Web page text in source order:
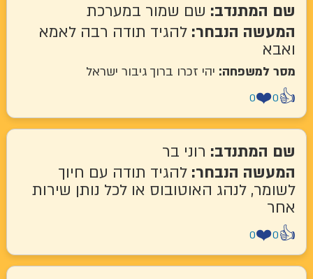
שם המתנדב: שם שמור במערכת
המעשה הנבחר: להגיד תודה רבה לאמא
ואבא
מסר למשפחה: יהי זכרו ברוך גיבור ישראל
👍
0
❤️
0
שם המתנדב: רוני בר
המעשה הנבחר: להגיד תודה עם חיוך
לשומר, לנהג האוטובוס או לכל נותן שירות
אחר
👍
0
❤️
0